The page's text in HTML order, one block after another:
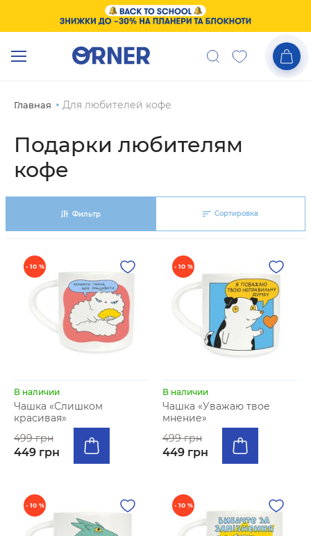
Главная Для любителей кофе
Подарки любителям
кофе
Фильтр Сортировка
- 10 %
В наличии
Чашка «Слишком
красивая»
499 грн
449 грн
- 10 %
В наличии
Чашка «Уважаю твое
мнение»
499 грн
449 грн
- 10 % - 10 %